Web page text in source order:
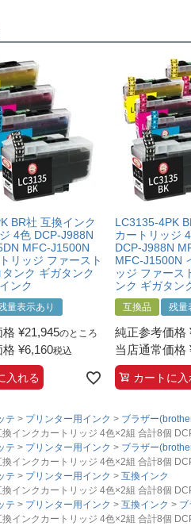
不要になったから」「注文を間
る前に、必ず当店へご連絡をいた
が原因でプリンターが故障したこ
の廃インクエラーや廃トナーエラ
出張修理を依頼されてないこと。
BR社 互換インク
4色 DCP-J988N
MFC-J1500N
リッジ ファースト
ンク ギガタンク
ンク
量表示あり
格 ¥21,945のところ
格 ¥6,160税込
入れる
LC3135-4PK
カートリッジ
DCP-J988N
MFC-J1500N
ッジ ファース
ンク ギガタン
互換品 残量
純正参考価格
当店通常価格
カートに入
テ プリンター用インク
ブラザー
インクカートリッジ 4色×2組 合計8個
テ
プリンター用インク ブラザー
インクカートリッジ 4色×2組 合計8個
テ
プリンター用インク
互換インク
インクカートリッジ 4色×2組 合計8個
テ
プリンター用インク 互換インク
インクカートリッジ 4色×2組 合計8個